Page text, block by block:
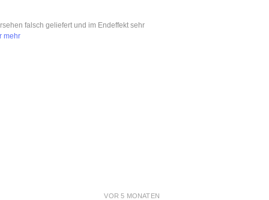
falsch geliefert und im Endeffekt sehr
mehr
VOR 5 MONATEN